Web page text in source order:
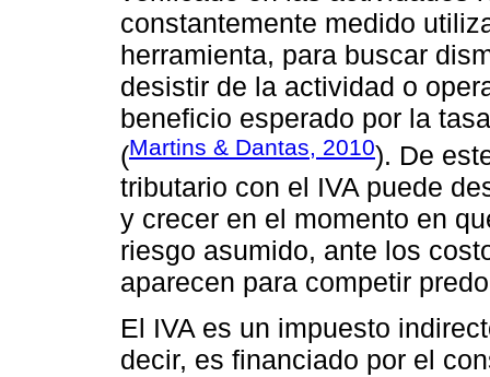
constantemente medido
herramienta, para buscar
desistir de la actividad o
beneficio esperado por la
(Martins & Dantas, 2010). De
tributario con el IVA puede
y crecer en el momento en
riesgo asumido, ante los
aparecen para competir
El IVA es un impuesto
decir, es financiado por el